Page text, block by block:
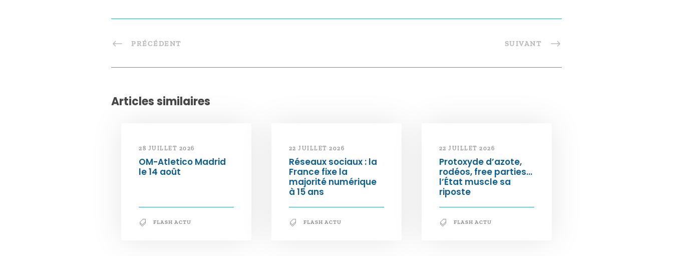
PRÉCÉDENT SUIVANT
Articles similaires
28 JUILLET 2026
OM-Atletico Madrid
le 14 août
FLASH ACTU
22 JUILLET 2026
Réseaux sociaux : la
France fixe la
majorité numérique
à 15 ans
FLASH ACTU
22 JUILLET 2026
Protoxyde d’azote,
rodéos, free parties…
l’État muscle sa
riposte
FLASH ACTU